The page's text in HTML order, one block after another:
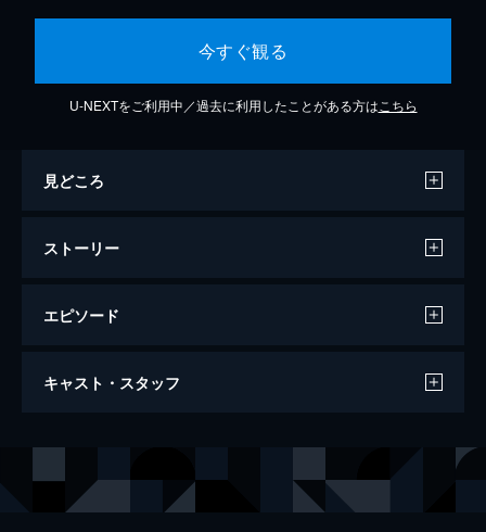
今すぐ観る
U-NEXTをご利用中／過去に利用したことがある方は こちら
見どころ
ストーリー
エピソード
殺し屋ブーン 哀しき銃弾
キャスト・スタッフ
トミー・フラナガン